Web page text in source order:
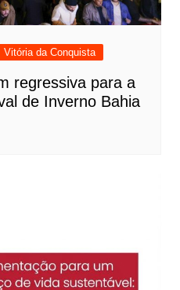
Vitória da Conquista
regressiva para a
de Inverno Bahia